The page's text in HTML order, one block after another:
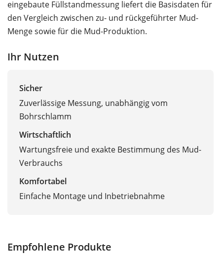
eingebaute Füllstandmessung liefert die Basisdaten für
den Vergleich zwischen zu- und rückgeführter Mud-
Menge sowie für die Mud-Produktion.
Ihr Nutzen
Sicher
Zuverlässige Messung, unabhängig vom
Bohrschlamm
Wirtschaftlich
Wartungsfreie und exakte Bestimmung des Mud-
Verbrauchs
Komfortabel
Einfache Montage und Inbetriebnahme
Empfohlene Produkte